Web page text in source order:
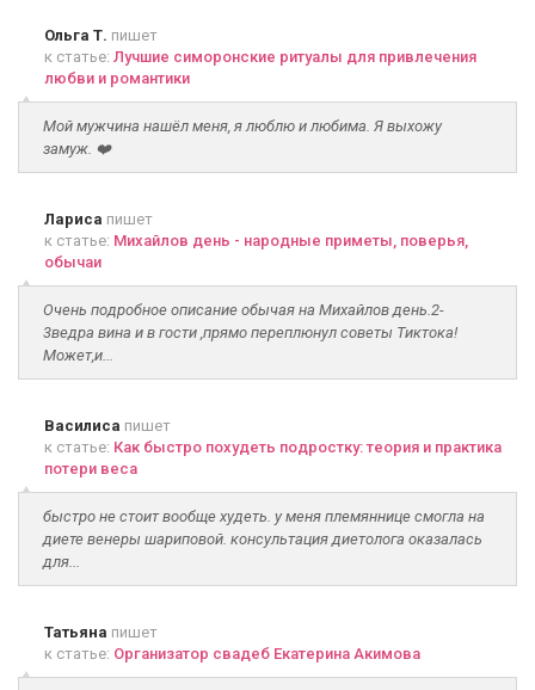
Ольга Т. пишет
к статье: Лучшие симоронские ритуалы для привлечения
любви и романтики
Мой мужчина нашёл меня, я люблю и любима. Я выхожу
замуж. ❤️
Лариса пишет
к статье: Михайлов день - народные приметы, поверья,
обычаи
Очень подробное описание обычая на Михайлов день.2-
3ведра вина и в гости ,прямо переплюнул советы Тиктока!
Может,и...
Василиса пишет
к статье: Как быстро похудеть подростку: теория и практика
потери веса
быстро не стоит вообще худеть. у меня племяннице смогла на
диете венеры шариповой. консультация диетолога оказалась
для...
Татьяна пишет
к статье: Организатор свадеб Екатерина Акимова